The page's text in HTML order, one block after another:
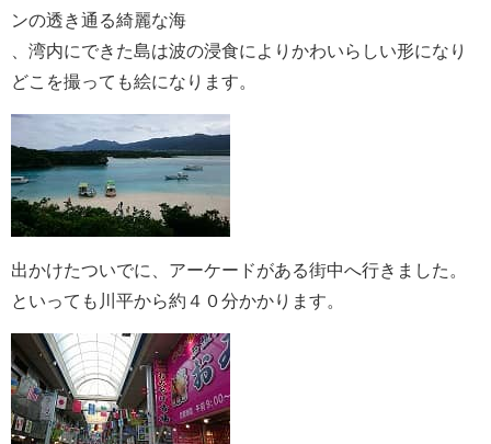
ンの透き通る綺麗な海
、湾内にできた島は波の浸食によりかわいらしい形になり
どこを撮っても絵になります。
出かけたついでに、アーケードがある街中へ行きました。
といっても川平から約４０分かかります。